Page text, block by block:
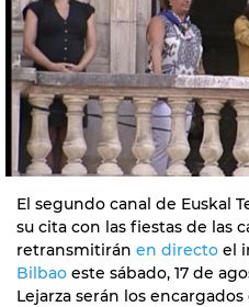
El segundo canal de Euskal
su cita con las fiestas de las
retransmitirán en directo el
Bilbao este sábado, 17 de
Lejarza serán los